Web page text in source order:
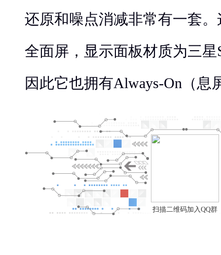
还原和噪点消减非常有一套
全面屏，显示面板材质为三星
因此它也拥有Always-On（息
扫描二维码加入QQ群